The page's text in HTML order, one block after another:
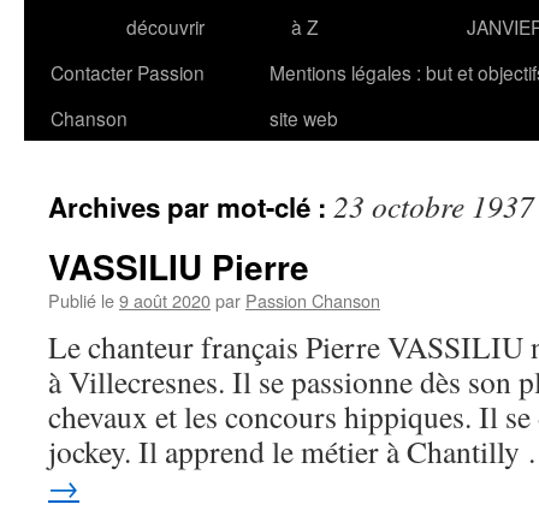
découvrir
à Z
Contacter Passion
Chanson
Mentions légales : but et
site web
Archives par mot-clé : 23 octobre 1937
VASSILIU Pierre
Publié le9 août 2020par Passion Chanson
Le chanteur français Pierre VASSILIU
à Villecresnes. Il se passionne dès son
chevaux et les concours hippiques. Il
jockey. Il apprend le métier à
→